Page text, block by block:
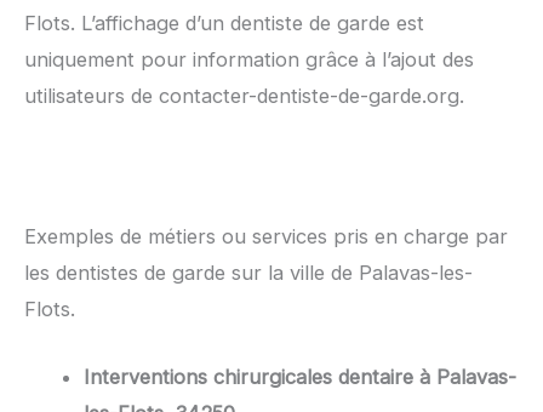
Flots. L’affichage d’un dentiste de garde est
uniquement pour information grâce à l’ajout des
utilisateurs de contacter-dentiste-de-garde.org.
Exemples de métiers ou services pris en charge par
les dentistes de garde sur la ville de Palavas-les-
Flots.
Interventions chirurgicales dentaire à Palavas-